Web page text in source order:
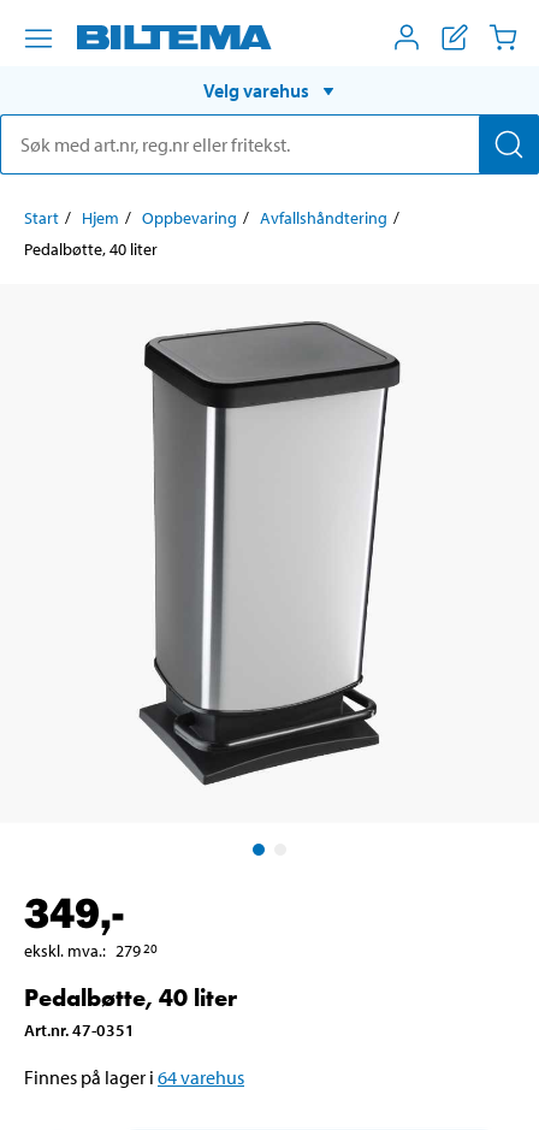
Velg varehus
Start Hjem Oppbevaring
Avfallshåndtering
Pedalbøtte, 40 liter
349,-
ekskl. mva.: 27920
Pedalbøtte, 40 liter
Art.nr.47-0351
Finnes på lager i 64varehus